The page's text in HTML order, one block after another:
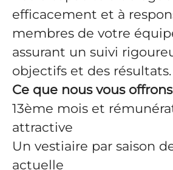
efficacement et à
membres de votre
assurant un suivi
objectifs et des résultats.
Ce que nous vous
13ème mois et
attractive
Un vestiaire par saison
actuelle